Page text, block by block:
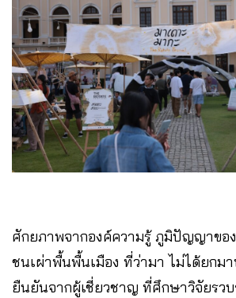
ศักยภาพจากองค์ความรู้ ภูมิปัญญาขอ
ชนเผ่าพื้นพื้นเมือง ที่ว่ามา ไม่ได้ยกม
ยืนยันจากผู้เชี่ยวชาญ ที่ศึกษาวิจัยรวบ